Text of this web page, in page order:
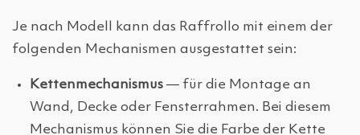
Je nach Modell kann das Raffrollo mit einem der
folgenden Mechanismen ausgestattet sein:
Kettenmechanismus — für die Montage an
Wand, Decke oder Fensterrahmen. Bei diesem
Mechanismus können Sie die Farbe der Kette